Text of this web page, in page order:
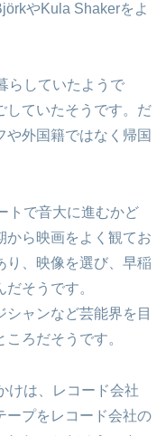
やKula Shakerをよ
らしていたようで
していたそうです。だ
外国籍ではなく帰国
トで音大に進むかど
から映画をよく観てお
り、映像を選び、早稲
そうです。
ャンなど芸能界を目
ろだそうです。
けは、レコード会社
ープをレコード会社の